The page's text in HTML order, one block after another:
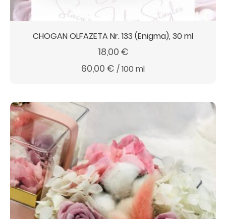
CHOGAN OLFAZETA Nr. 133 (Enigma), 30 ml
18,00 €
60,00 € /100 ml